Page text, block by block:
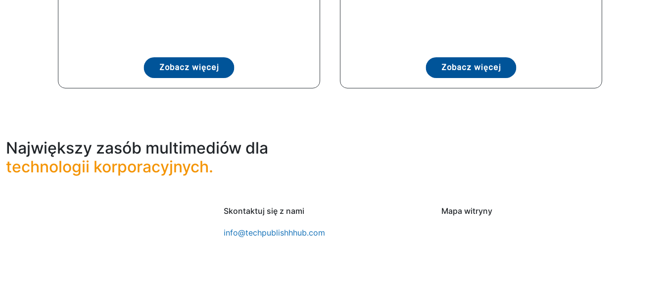
Zobacz więcej Zobacz więcej
Największy zasób multimediów dla
technologii korporacyjnych.
Skontaktuj się z nami
info@techpublishhhub.com
Mapa witryny